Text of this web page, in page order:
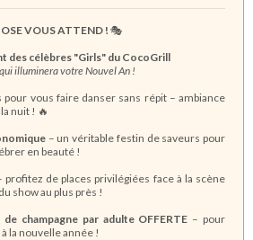
VOUS ATTEND ! 🎭
des célèbres "Girls" du CocoGrill
illuminera votre Nouvel An !
pour vous faire danser sans répit – ambiance
nuit ! 🔥
– un véritable festin de saveurs pour
en beauté !
profitez de places privilégiées face à la scène
show au plus près !
champagne par adulte OFFERTE – pour
la nouvelle année !